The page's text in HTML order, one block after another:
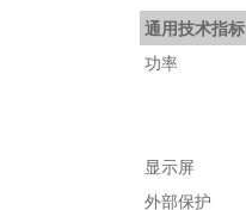
通用技术指标
功率
显示屏
外部保护